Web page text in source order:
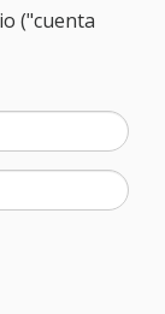
("cuenta